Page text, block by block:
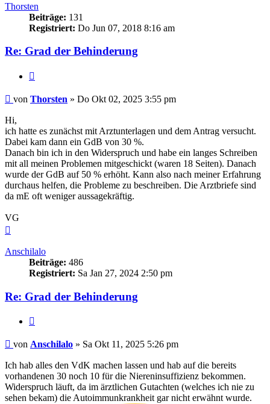
Thorsten
Beiträge: 131
Registriert: Do Jun 07, 2018 8:16 am
Re: Grad der Behinderung
Beitrag
von Thorsten » Do Okt 02, 2025 3:55 pm
Hi,
ich hatte es zunächst mit Arztunterlagen und dem Antrag versucht.
Dabei kam dann ein GdB von 30 %.
Danach bin ich in den Widerspruch und habe ein langes Schreiben
mit all meinen Problemen mitgeschickt (waren 18 Seiten). Danach
wurde der GdB auf 50 % erhöht. Kann also nach meiner Erfahrung
durchaus helfen, die Probleme zu beschreiben. Die Arztbriefe sind
da mE oft weniger aussagekräftig.
VG
Anschilalo
Beiträge: 486
Registriert: Sa Jan 27, 2024 2:50 pm
Re: Grad der Behinderung
Beitrag
von Anschilalo » Sa Okt 11, 2025 5:26 pm
Ich hab alles den VdK machen lassen und hab auf die bereits
vorhandenen 30 noch 10 für die Niereninsuffizienz bekommen.
Widerspruch läuft, da im ärztlichen Gutachten (welches ich nie zu
sehen bekam) die Autoimmunkrankheit gar nicht erwähnt wurde.